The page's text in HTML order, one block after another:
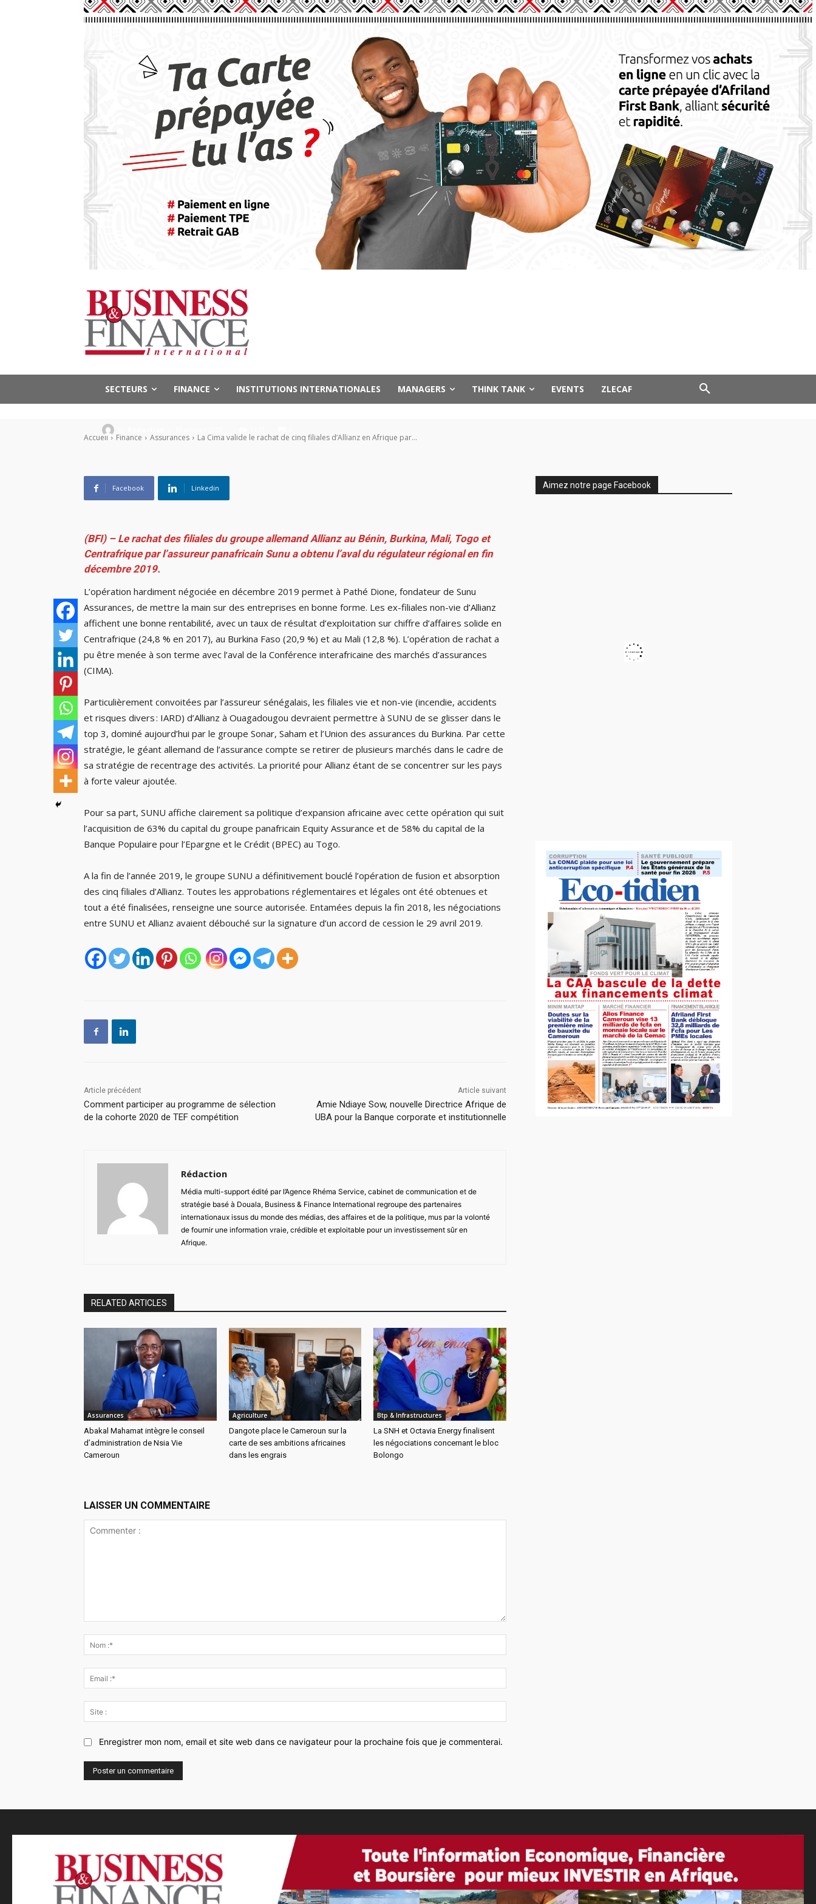
SECTEURS FINANCE INSTITUTIONS INTERNATIONALES MANAGERS THINK TANK EVENTS ZLECAF
Accueil Finance Assurances La Cima valide le rachat de cinq filiales d’Allianz en Afrique par...
Entreprises Finance Assurances
La Cima valide le rachat de cinq filiales
d’Allianz en Afrique par le groupe SUNU
Facebook Linkedin
(BFI) – Le rachat des filiales du groupe allemand Allianz au Bénin, Burkina, Mali, Togo et
Centrafrique par l’assureur panafricain Sunu a obtenu l’aval du régulateur régional en fin
décembre 2019.
L’opération hardiment négociée en décembre 2019 permet à Pathé Dione, fondateur de Sunu
Assurances, de mettre la main sur des entreprises en bonne forme. Les ex-filiales non-vie d’Allianz
affichent une bonne rentabilité, avec un taux de résultat d’exploitation sur chiffre d’affaires solide en
Centrafrique (24,8 % en 2017), au Burkina Faso (20,9 %) et au Mali (12,8 %). L’opération de rachat a
pu être menée à son terme avec l’aval de la Conférence interafricaine des marchés d’assurances
(CIMA).
Particulièrement convoitées par l’assureur sénégalais, les filiales vie et non-vie (incendie, accidents
et risques divers : IARD) d’Allianz à Ouagadougou devraient permettre à SUNU de se glisser dans le
top 3, dominé aujourd’hui par le groupe Sonar, Saham et l’Union des assurances du Burkina. Par cette
stratégie, le géant allemand de l’assurance compte se retirer de plusieurs marchés dans le cadre de
sa stratégie de recentrage des activités. La priorité pour Allianz étant de se concentrer sur les pays
à forte valeur ajoutée.
Pour sa part, SUNU affiche clairement sa politique d’expansion africaine avec cette opération qui suit
l’acquisition de 63% du capital du groupe panafricain Equity Assurance et de 58% du capital de la
Banque Populaire pour l’Epargne et le Crédit (BPEC) au Togo.
A la fin de l’année 2019, le groupe SUNU a définitivement bouclé l’opération de fusion et absorption
des cinq filiales d’Allianz. Toutes les approbations réglementaires et légales ont été obtenues et
tout a été finalisées, renseigne une source autorisée. Entamées depuis la fin 2018, les négociations
entre SUNU et Allianz avaient débouché sur la signature d’un accord de cession le 29 avril 2019.
Article précédent
Comment participer au programme de sélection
de la cohorte 2020 de TEF compétition
Article suivant
Amie Ndiaye Sow, nouvelle Directrice Afrique de
UBA pour la Banque corporate et institutionnelle
Rédaction
Média multi-support édité par l’Agence Rhéma Service, cabinet de communication et de
stratégie basé à Douala, Business & Finance International regroupe des partenaires
internationaux issus du monde des médias, des affaires et de la politique, mus par la volonté
de fournir une information vraie, crédible et exploitable pour un investissement sûr en
Afrique.
RELATED ARTICLES
Assurances
Abakal Mahamat intègre le conseil
d’administration de Nsia Vie
Cameroun
Agriculture
Dangote place le Cameroun sur la
carte de ses ambitions africaines
dans les engrais
Btp & Infrastructures
La SNH et Octavia Energy finalisent
les négociations concernant le bloc
Bolongo
LAISSER UN COMMENTAIRE
:*
:*
:
Enregistrer mon nom, email et site web dans ce navigateur pour la prochaine fois que je commenterai.
Aimez notre page Facebook